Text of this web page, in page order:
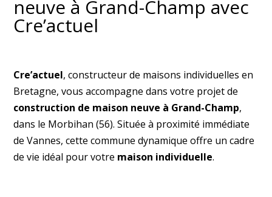
neuve à Grand-Champ avec
Cre’actuel
Cre’actuel, constructeur de maisons individuelles en
Bretagne, vous accompagne dans votre projet de
construction de maison neuve à Grand-Champ,
dans le Morbihan (56). Située à proximité immédiate
de Vannes, cette commune dynamique offre un cadre
de vie idéal pour votre maison individuelle.